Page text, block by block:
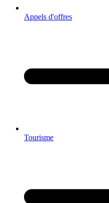
Appels d'offres
Tourisme